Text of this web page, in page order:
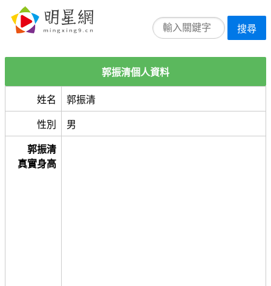
搜尋
郭振清個人資料
姓名 郭振清
性別 男
郭振清
真實身高